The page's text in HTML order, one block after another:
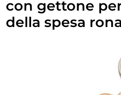
con gettone
della spesa